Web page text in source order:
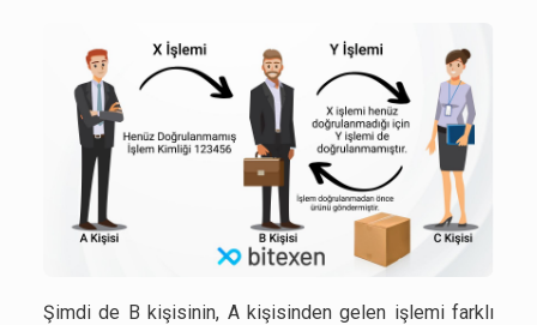
Şimdi de B kişisinin, A kişisinden gelen işlemi farklı